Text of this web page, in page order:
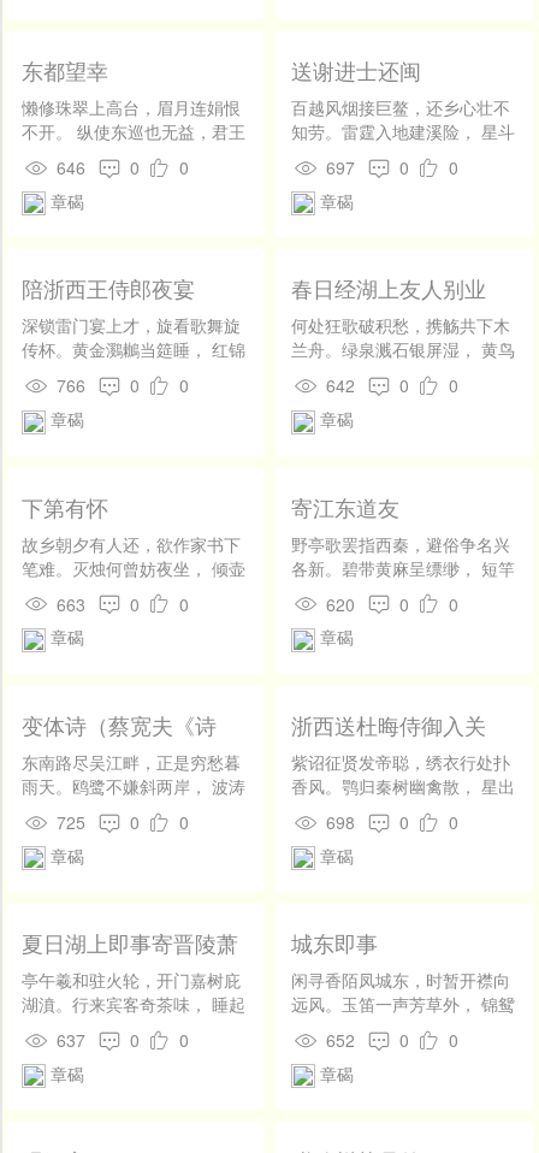
东都望幸
懒修珠翠上高台，眉月连娟恨
不开。 纵使东巡也无益，君王
自领美人来。
646 0
0
章碣
送谢进士还闽
百越风烟接巨鳌，还乡心壮不
知劳。雷霆入地建溪险， 星斗
逼人梨岭高。却拥木绵吟丽
句，便攀龙眼醉香醪。 名场声
利喧喧在，莫向林泉改鬓毛。
697 0
0
章碣
陪浙西王侍郎夜宴
深锁雷门宴上才，旋看歌舞旋
传杯。黄金鸂鶒当筵睡， 红锦
蔷薇映烛开。稽岭好风吹玉
佩，镜湖残月照楼台。 小儒末
座频倾耳，只怕城头画角催。
766 0
0
章碣
春日经湖上友人别业
何处狂歌破积愁，携觞共下木
兰舟。绿泉溅石银屏湿， 黄鸟
逢人玉笛休。天借烟霞装岛
屿，春铺锦绣作汀洲。 一年一
电逡巡事，不合花前不醉游。
642 0
0
章碣
下第有怀
故乡朝夕有人还，欲作家书下
笔难。灭烛何曾妨夜坐， 倾壶
不独为春寒。迁来莺语虽堪
听，落了杨花也怕看。 但使他
年遇公道，月轮长在桂珊珊。
663 0
0
章碣
寄江东道友
野亭歌罢指西秦，避俗争名兴
各新。碧带黄麻呈缥缈， 短竿
长线弄因循。夜潮分卷三江
月，晓骑齐驱九陌尘。 可惜人
间好声势，片帆羸马不相亲。
620 0
0
章碣
变体诗（蔡宽夫《诗
话》：碣诗平侧各一
韵，自号变体）
东南路尽吴江畔，正是穷愁暮
雨天。鸥鹭不嫌斜两岸， 波涛
欺得逆风船。偶逢岛寺停帆
看，深羡渔翁下钓眠。 今古若
论英达算，鸱夷高兴固无边。
725 0
0
章碣
浙西送杜晦侍御入关
紫诏征贤发帝聪，绣衣行处扑
香风。鹗归秦树幽禽散， 星出
吴天列舍空。捧日思驰仙掌
外，朝宗势动海门中。 鞭鞘所
拂三千里，多少诸侯合避骢。
698 0
0
章碣
夏日湖上即事寄晋陵萧
明府
亭午羲和驻火轮，开门嘉树庇
湖濆。行来宾客奇茶味， 睡起
儿童带簟纹。屋小有时投树
影，舟轻不觉入鸥群。 陶家岂
是无诗酒，公退堪惊日已曛。
637 0
0
章碣
城东即事
闲寻香陌凤城东，时暂开襟向
远风。玉笛一声芳草外， 锦鸳
双起碧流中。苑边花竹浓如
绣，渭北山川淡似空。 回首汉
宫烟霭里，天河金阁未央宫。
652 0
0
章碣